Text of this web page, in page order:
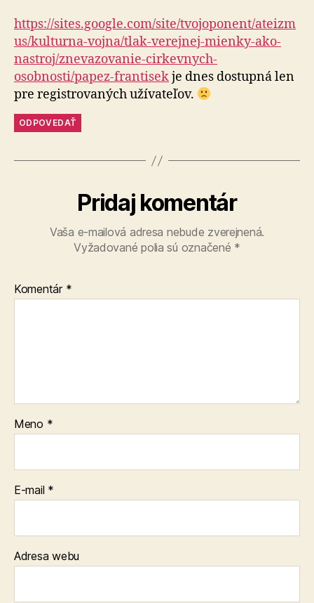
https://sites.google.com/site/tvojoponent/ateizm
us/kulturna-vojna/tlak-verejnej-mienky-ako-
nastroj/znevazovanie-cirkevnych-
osobnosti/papez-frantisekje dnes dostupná len
pre registrovaných užívateľov.
ODPOVEDAŤ
Pridaj komentár
Vaša e-mailová adresa nebude zverejnená.
Vyžadované polia sú označené *
Komentár *
Meno *
E-mail *
Adresa webu